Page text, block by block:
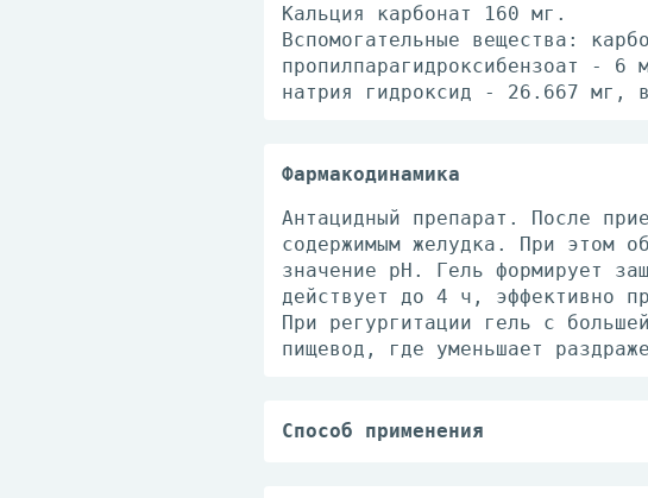
Кальция карбонат 160 мг.
Вспомогательные вещества:
пропилпарагидроксибензоат -
натрия гидроксид - 26.667 мг,
Фармакодинамика
Антацидный препарат. После
содержимым желудка. При этом
значение рН. Гель формирует
действует до 4 ч, эффективно
При регургитации гель с
пищевод, где уменьшает
Способ применения